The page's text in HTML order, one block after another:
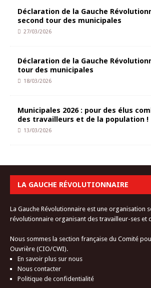
Déclaration de la Gauche
second tour des municipales
27/03/2026
Déclaration de la Gauche
tour des municipales
18/03/2026
Municipales 2026 : pour des élus
des travailleurs et de la population !
13/03/2026
LA GAUCHE RÉVOLUTIONNAIRE
La Gauche Révolutionnaire est une organisation
révolutionnaire organisant des travailleur-ses et
Nous sommes la section française du Comité
Ouvrière (CIO/CWI).
En savoir plus sur nous
Nous contacter
Politique de confidentialité